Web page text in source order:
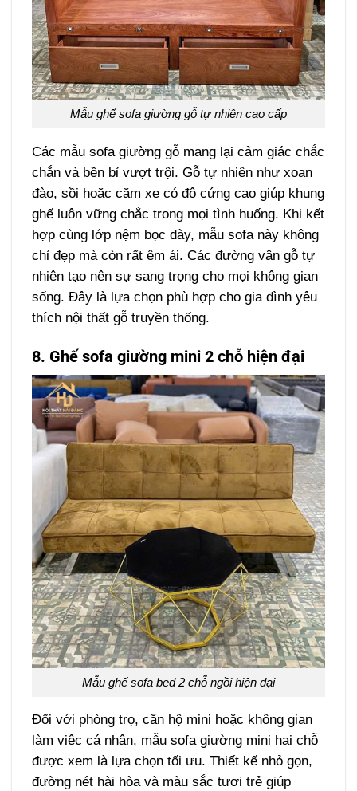
Mẫu ghế sofa giường gỗ tự nhiên cao cấp
Các mẫu sofa giường gỗ mang lại cảm giác chắc
chắn và bền bỉ vượt trội. Gỗ tự nhiên như xoan
đào, sồi hoặc căm xe có độ cứng cao giúp khung
ghế luôn vững chắc trong mọi tình huống. Khi kết
hợp cùng lớp nệm bọc dày, mẫu sofa này không
chỉ đẹp mà còn rất êm ái. Các đường vân gỗ tự
nhiên tạo nên sự sang trọng cho mọi không gian
sống. Đây là lựa chọn phù hợp cho gia đình yêu
thích nội thất gỗ truyền thống.
8. Ghế sofa giường mini 2 chỗ hiện đại
Mẫu ghế sofa bed 2 chỗ ngồi hiện đại
Đối với phòng trọ, căn hộ mini hoặc không gian
làm việc cá nhân, mẫu sofa giường mini hai chỗ
được xem là lựa chọn tối ưu. Thiết kế nhỏ gọn,
đường nét hài hòa và màu sắc tươi trẻ giúp